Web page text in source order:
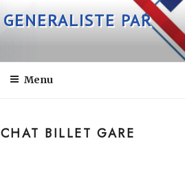
PAR
Menu
BILLET GARE